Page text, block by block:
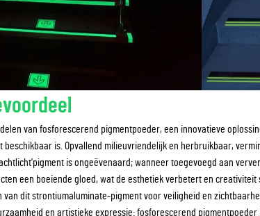
van fosforescerend pigmentpoeder, een innovatieve
is. Opvallend milieuvriendelijk en herbruikbaar,
is ongeëvenaard; wanneer toegevoegd aan
een boeiende gloed, wat de esthetiek verbetert en
dit strontiumaluminate-pigment voor veiligheid en
en artistieke expressie: fosforescerend